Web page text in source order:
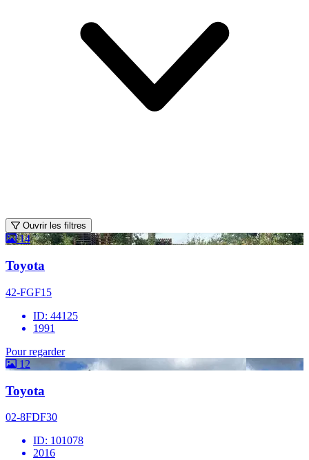
Ouvrir les filtres
14
Toyota
42-FGF15
ID: 44125
1991
Pour regarder
12
Toyota
02-8FDF30
ID: 101078
2016